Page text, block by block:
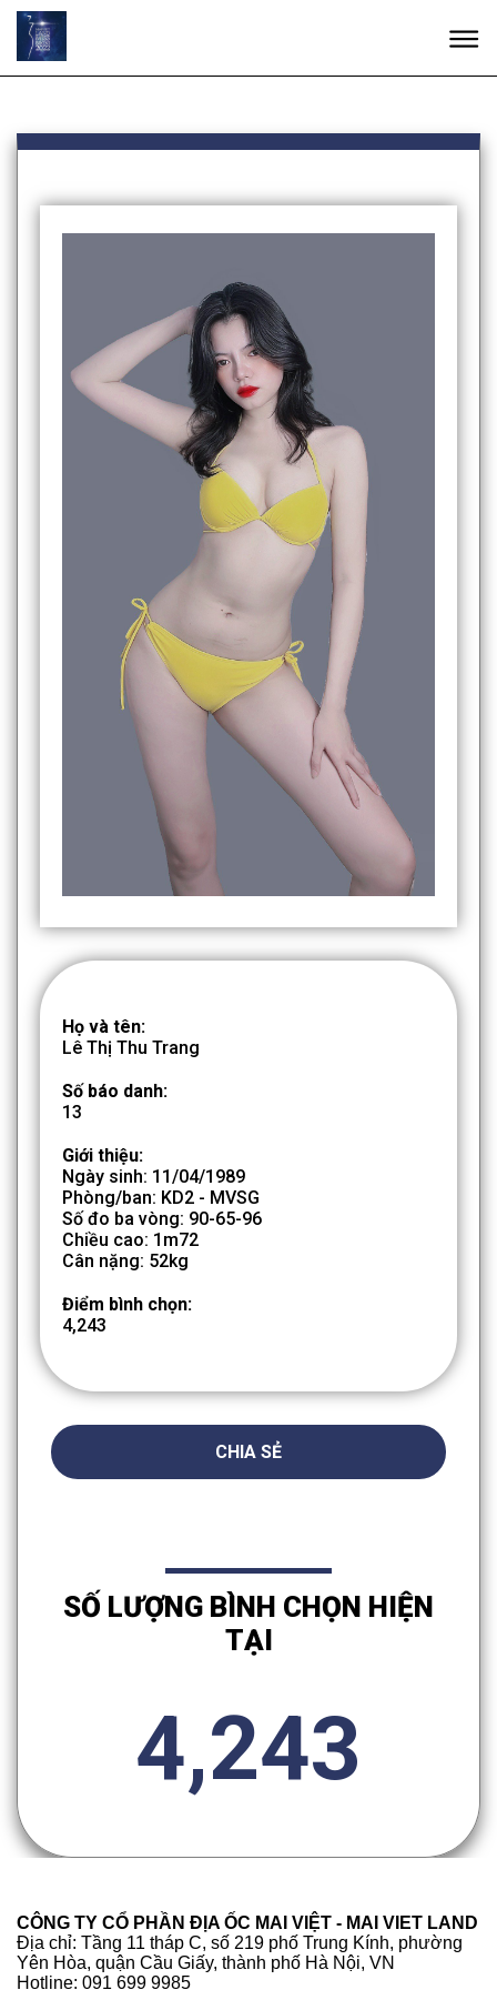
Họ và tên:
Lê Thị Thu Trang
Số báo danh:
13
Giới thiệu:
Ngày sinh: 11/04/1989
Phòng/ban: KD2 - MVSG
Số đo ba vòng: 90-65-96
Chiều cao: 1m72
Cân nặng: 52kg
Điểm bình chọn:
4,243
CHIA SẺ
SỐ LƯỢNG BÌNH CHỌN HIỆN
TẠI
4,243
CÔNG TY CỔ PHẦN ĐỊA ỐC MAI VIỆT - MAI VIET LAND
Địa chỉ: Tầng 11 tháp C, số 219 phố Trung Kính, phường
Yên Hòa, quận Cầu Giấy, thành phố Hà Nội, VN
Hotline: 091 699 9985